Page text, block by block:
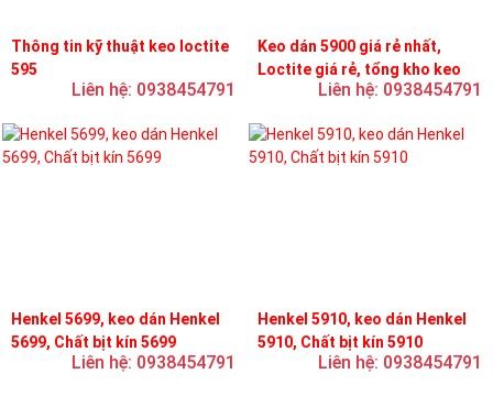
Thông tin kỹ thuật keo loctite
595
Liên hệ: 0938454791
Keo dán 5900 giá rẻ nhất,
Loctite giá rẻ, tổng kho keo
Liên hệ: 0938454791
Henkel 5699, keo dán Henkel
5699, Chất bịt kín 5699
Liên hệ: 0938454791
Henkel 5910, keo dán Henkel
5910, Chất bịt kín 5910
Liên hệ: 0938454791